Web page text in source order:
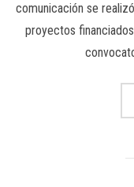
comunicación se
proyectos